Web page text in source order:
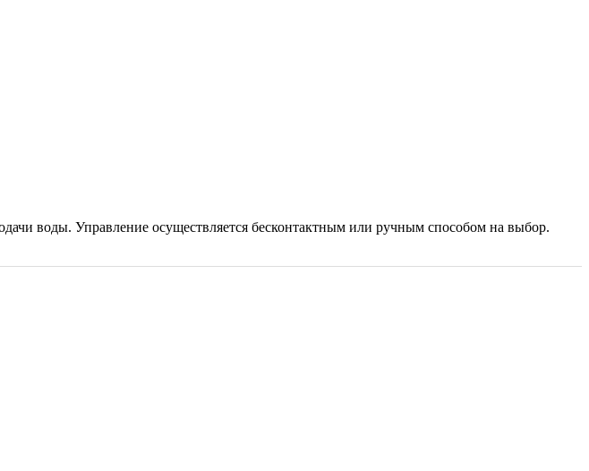
воды. Управление осуществляется бесконтактным или ручным способом на выбор.